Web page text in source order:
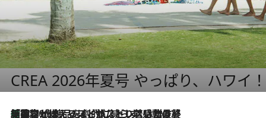
CREA 2026年夏号 やっぱり、ハワイ
2026.8.6
「荷物が増えるほど旅ストレスは増す」美容ジャーナリストがたどり着いた最終結論。“化粧品を劇的に減らす”感動の凝縮美容とは